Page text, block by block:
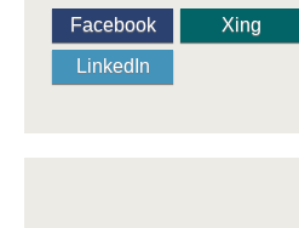
Facebook Xing
LinkedIn